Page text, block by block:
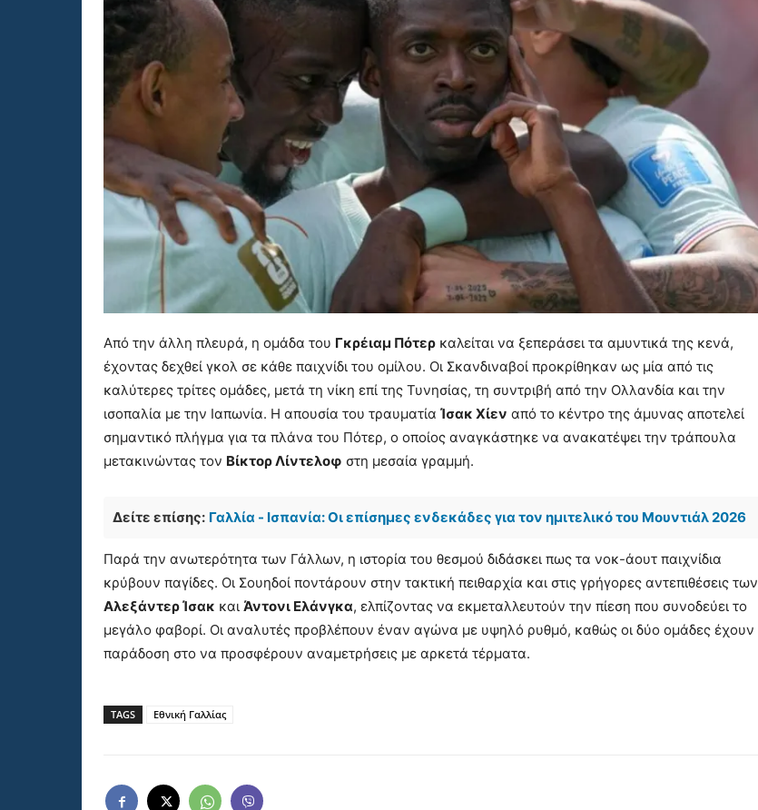
Από την άλλη πλευρά, η ομάδα του Γκρέιαμ Πότερ καλείται να ξεπεράσει τα αμυντικά της κενά,
έχοντας δεχθεί γκολ σε κάθε παιχνίδι του ομίλου. Οι Σκανδιναβοί προκρίθηκαν ως μία από τις
καλύτερες τρίτες ομάδες, μετά τη νίκη επί της Τυνησίας, τη συντριβή από την Ολλανδία και την
ισοπαλία με την Ιαπωνία. Η απουσία του τραυματία Ίσακ Χίεν από το κέντρο της άμυνας αποτελεί
σημαντικό πλήγμα για τα πλάνα του Πότερ, ο οποίος αναγκάστηκε να ανακατέψει την τράπουλα
μετακινώντας τον Βίκτορ Λίντελοφ στη μεσαία γραμμή.
Δείτε επίσης: Γαλλία - Ισπανία: Οι επίσημες ενδεκάδες για τον ημιτελικό του Μουντιάλ 2026
Παρά την ανωτερότητα των Γάλλων, η ιστορία του θεσμού διδάσκει πως τα νοκ-άουτ παιχνίδια
κρύβουν παγίδες. Οι Σουηδοί ποντάρουν στην τακτική πειθαρχία και στις γρήγορες αντεπιθέσεις των
Αλεξάντερ Ίσακ και Άντονι Ελάνγκα, ελπίζοντας να εκμεταλλευτούν την πίεση που συνοδεύει το
μεγάλο φαβορί. Οι αναλυτές προβλέπουν έναν αγώνα με υψηλό ρυθμό, καθώς οι δύο ομάδες έχουν
παράδοση στο να προσφέρουν αναμετρήσεις με αρκετά τέρματα.
TAGS Εθνική Γαλλίας